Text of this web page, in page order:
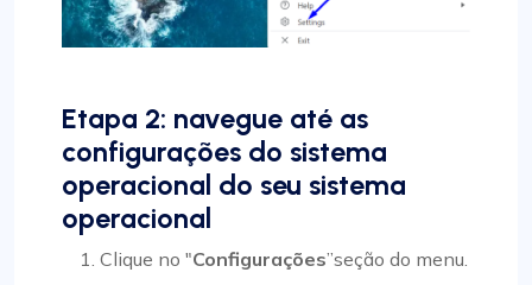
Etapa 2: navegue até as
configurações do sistema
operacional do seu sistema
operacional
Clique no "Configurações”seção do menu.